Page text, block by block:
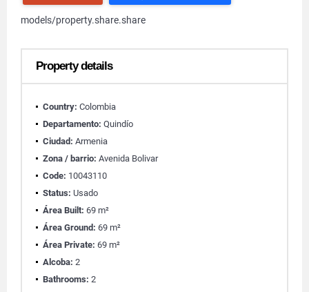
models/property.share.share
Property details
Country: Colombia
Departamento: Quindío
Ciudad: Armenia
Zona / barrio: Avenida Bolivar
Code: 10043110
Status: Usado
Área Built: 69 m²
Área Ground: 69 m²
Área Private: 69 m²
Alcoba: 2
Bathrooms: 2